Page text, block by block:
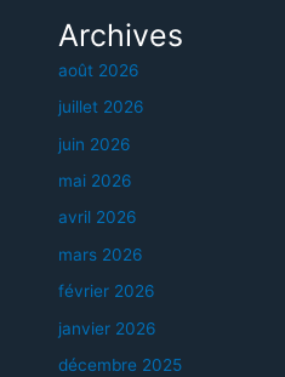
Archives
août 2026
juillet 2026
juin 2026
mai 2026
avril 2026
mars 2026
février 2026
janvier 2026
décembre 2025